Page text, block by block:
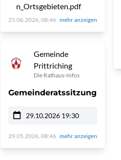
n_Ortsgebieten.pdf
25.06.2026, 08:46 mehr anzeigen
Gemeinde
Prittriching
Die Rathaus-Infos
Gemeinderatssitzung
29.10.2026 19:30
29.05.2026, 08:46 mehr anzeigen